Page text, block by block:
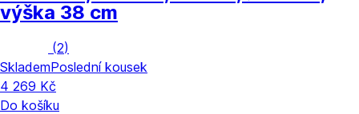
výška 38 cm
(2)
SklademPoslední kousek
4 269 Kč
Do košíku